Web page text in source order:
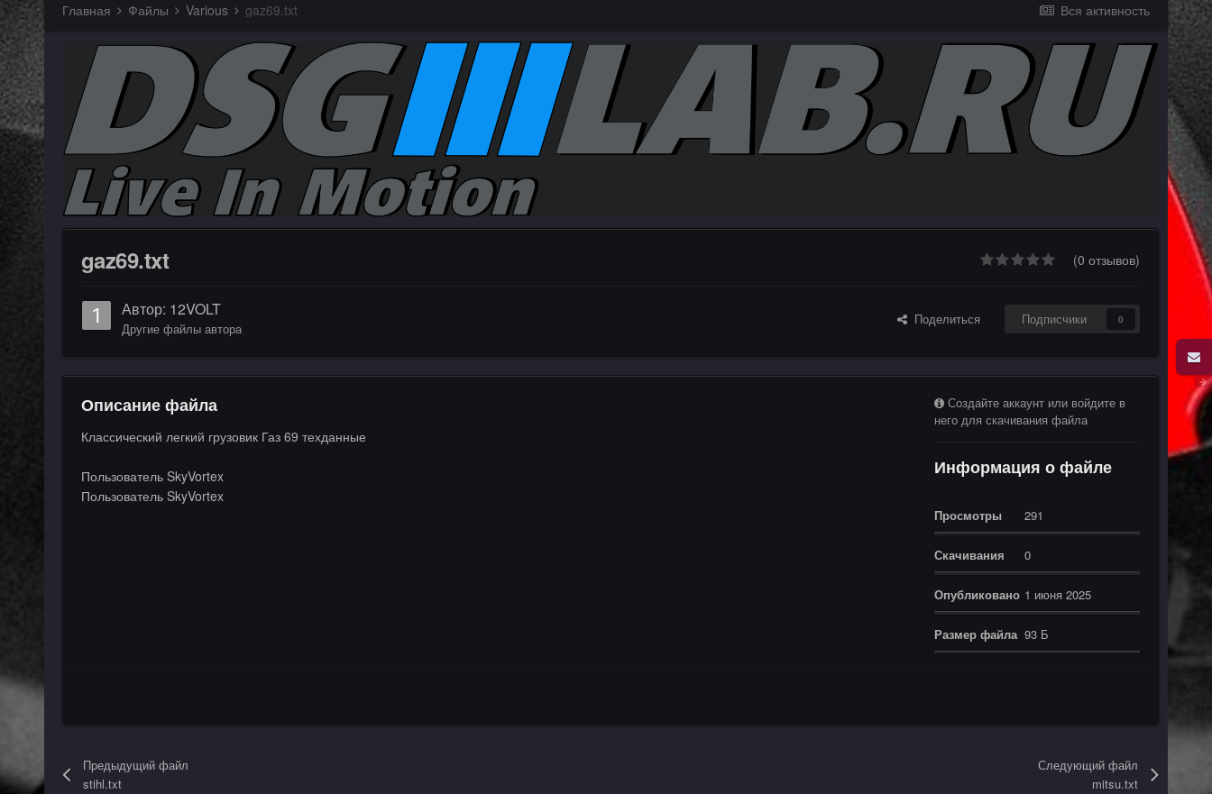
Вся активность
Главная Файлы Various gaz69.txt
gaz69.txt (0 отзывов)
Автор: 12VOLT
Другие файлы автора
Поделиться Подписчики 0
Описание файла
Классический легкий грузовик Газ 69 техданные
Пользователь SkyVortex
Пользователь SkyVortex
Создайте аккаунт или войдите в
него для скачивания файла
Информация о файле
Просмотры 291
Скачивания 0
Опубликовано 1 июня 2025
Размер файла 93 Б
Предыдущий файл
stihl.txt
Следующий файл
mitsu.txt